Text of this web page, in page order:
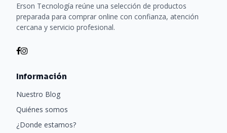
Erson Tecnología reúne una selección de productos
preparada para comprar online con confianza, atención
cercana y servicio profesional.
Información
Nuestro Blog
Quiénes somos
¿Donde estamos?